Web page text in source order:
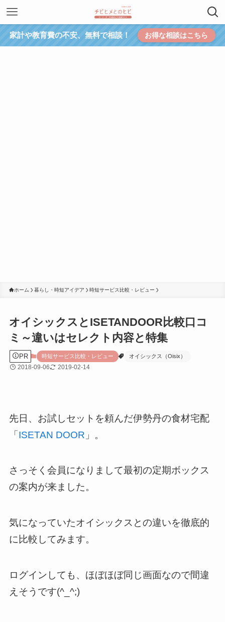
家計や教育費の不安、無料で相談！ お得な相談はこちら
ホーム 暮らし・時短アイデア 時短サービス比較・レビュー
オイシックスとISETANDOOR比較口コ
ミ～違いはセレクト内容と特集
PR 時短サービス比較・レビュー オイシックス（Oisix）
2018-09-06 2019-02-14
先日、お試しセットを頼んだ伊勢丹の食材宅配
「ISETAN DOOR 」。
さっそく会員になりまして最初の定期ボックス
の案内が来ました。
気になっていたオイシックスとの違いを徹底的
に比較してみます。
ログインしても、ほぼほぼ同じ画面なので間違
えそうです(^_^;)